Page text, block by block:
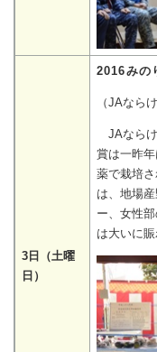
3日（土曜
日）
2016みの
（JAなら
JAならけ
賞は一昨
薬で栽培
は、地場
ー、女性
は大いに賑